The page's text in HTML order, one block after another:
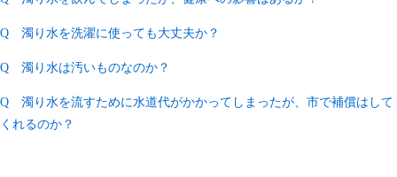
Q 濁り水を洗濯に使っても大丈夫か？
Q 濁り水は汚いものなのか？
Q 濁り水を流すために水道代がかかってしまったが、市で補償はして
くれるのか？